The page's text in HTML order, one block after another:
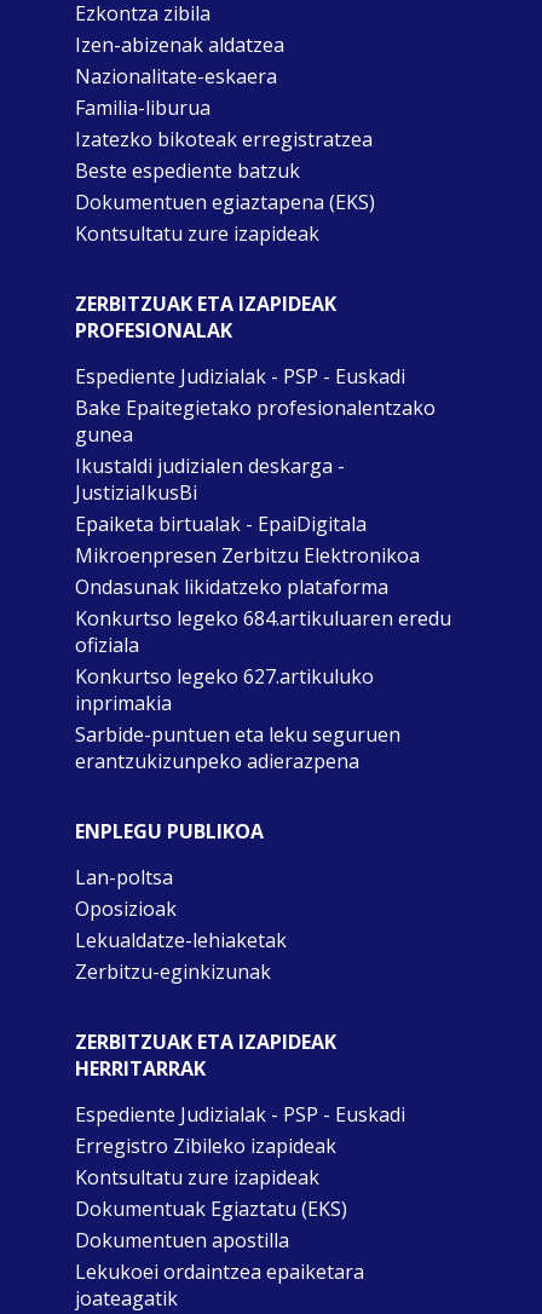
Ezkontza zibila
Izen-abizenak aldatzea
Nazionalitate-eskaera
Familia-liburua
Izatezko bikoteak erregistratzea
Beste espediente batzuk
Dokumentuen egiaztapena (EKS)
Kontsultatu zure izapideak
ZERBITZUAK ETA IZAPIDEAK
PROFESIONALAK
Espediente Judizialak - PSP - Euskadi
Bake Epaitegietako profesionalentzako
gunea
Ikustaldi judizialen deskarga -
JustiziaIkusBi
Epaiketa birtualak - EpaiDigitala
Mikroenpresen Zerbitzu Elektronikoa
Ondasunak likidatzeko plataforma
Konkurtso legeko 684.artikuluaren eredu
ofiziala
Konkurtso legeko 627.artikuluko
inprimakia
Sarbide-puntuen eta leku seguruen
erantzukizunpeko adierazpena
ENPLEGU PUBLIKOA
Lan-poltsa
Oposizioak
Lekualdatze-lehiaketak
Zerbitzu-eginkizunak
ZERBITZUAK ETA IZAPIDEAK
HERRITARRAK
Espediente Judizialak - PSP - Euskadi
Erregistro Zibileko izapideak
Kontsultatu zure izapideak
Dokumentuak Egiaztatu (EKS)
Dokumentuen apostilla
Lekukoei ordaintzea epaiketara
joateagatik